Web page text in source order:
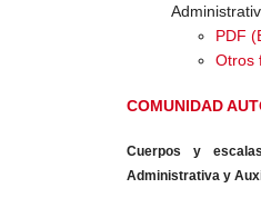
PDF
Otros
COMUNIDAD
Cuerpos y
Administrativa y